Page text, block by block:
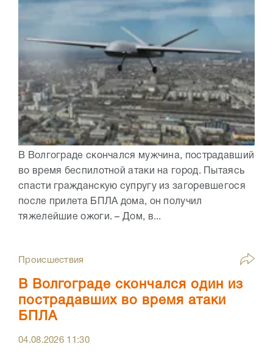
В Волгограде скончался мужчина, пострадавший
во время беспилотной атаки на город. Пытаясь
спасти гражданскую супругу из загоревшегося
после прилета БПЛА дома, он получил
тяжелейшие ожоги. – Дом, в...
Происшествия
В Волгограде скончался один из
пострадавших во время атаки
БПЛА
04.08.2026 11:30